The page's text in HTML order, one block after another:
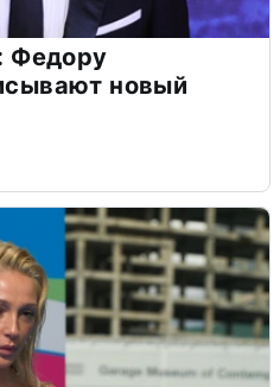
Федору
новый